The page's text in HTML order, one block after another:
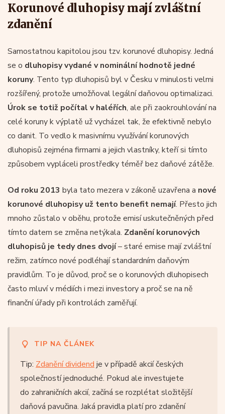
Korunové dluhopisy mají zvláštní
zdanění
Samostatnou kapitolou jsou tzv. korunové dluhopisy. Jedná
se o dluhopisy vydané v nominální hodnotě jedné
koruny. Tento typ dluhopisů byl v Česku v minulosti velmi
rozšířený, protože umožňoval legální daňovou optimalizaci.
Úrok se totiž počítal v haléřích, ale při zaokrouhlování na
celé koruny k výplatě už vycházel tak, že efektivně nebylo
co danit. To vedlo k masivnímu využívání korunových
dluhopisů zejména firmami a jejich vlastníky, kteří si tímto
způsobem vypláceli prostředky téměř bez daňové zátěže.
Od roku 2013 byla tato mezera v zákoně uzavřena a nové
korunové dluhopisy už tento benefit nemají. Přesto jich
mnoho zůstalo v oběhu, protože emisí uskutečněných před
tímto datem se změna netýkala. Zdanění korunových
dluhopisů je tedy dnes dvojí– staré emise mají zvláštní
režim, zatímco nové podléhají standardním daňovým
pravidlům. To je důvod, proč se o korunových dluhopisech
často mluví v médiích i mezi investory a proč se na ně
finanční úřady při kontrolách zaměřují.
TIP NA ČLÁNEK
Tip: Zdanění dividend je v případě akcií českých
společností jednoduché. Pokud ale investujete
do zahraničních akcií, začíná se rozplétat složitější
daňová pavučina. Jaká pravidla platí pro zdanění